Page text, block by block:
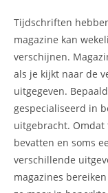
Tijdschriften
magazine kan
verschijnen.
als je kijkt naar de
uitgegeven.
gespecialiseerd in
uitgebracht.
bevatten en soms
verschillende
magazines